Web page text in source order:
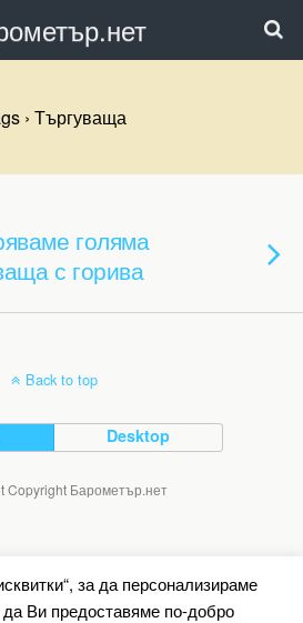
› Търгуваща
голяма
с горива
Back to top
Desktop
Copyright Барометър.нет
за да персонализираме
Ви предоставяме по-добро